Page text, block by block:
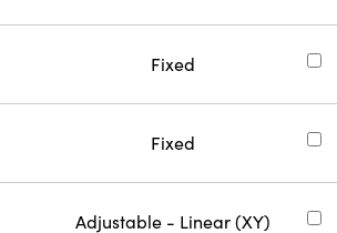
Fixed
Fixed
Adjustable - Linear (XY)